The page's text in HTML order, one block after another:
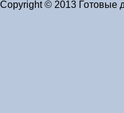
Copyright © 2013 Готовые